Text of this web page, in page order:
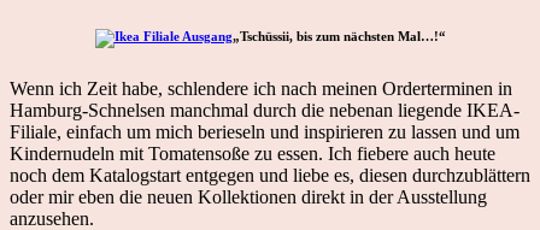
„Tschüssii, bis zum nächsten Mal…!“
Wenn ich Zeit habe, schlendere ich nach meinen Orderterminen in
Hamburg-Schnelsen manchmal durch die nebenan liegende IKEA-
Filiale, einfach um mich berieseln und inspirieren zu lassen und um
Kindernudeln mit Tomatensoße zu essen. Ich fiebere auch heute
noch dem Katalogstart entgegen und liebe es, diesen durchzublättern
oder mir eben die neuen Kollektionen direkt in der Ausstellung
anzusehen.